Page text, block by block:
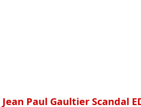
Paul Gaultier Scandal